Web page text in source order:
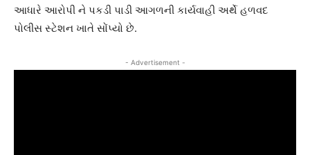
આધારે આરોપી ને પકડી પાડી આગળની કાર્યવાહી અર્થે હળવદ
પોલીસ સ્ટેશન ખાતે સોંપ્યો છે.
- Advertisement -